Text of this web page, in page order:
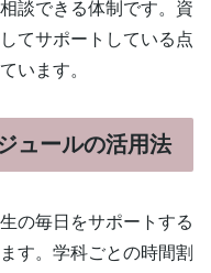
談できる体制です。資
てサポートしている点
います。
ュールの活用法
の毎日をサポートする
す。学科ごとの時間割